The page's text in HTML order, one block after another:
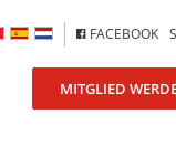
MITGLIED
FACEBOOK